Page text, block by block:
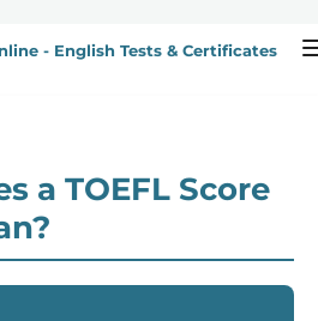
- English Tests & Certificates
a TOEFL Score